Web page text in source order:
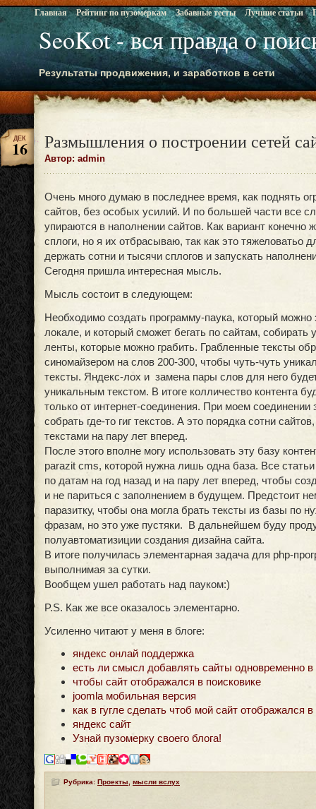
SeoKot - вся правда о
Результаты продвижения, и заработков в сети
Главная Рейтинг по пузомеркам Забавные тесты Лучшие статьи
Размышления о построении сетей
Автор: admin
ДЕК
16
Очень много думаю в последнее время, как поднять
сайтов, без особых усилий. И по большей части все
упираются в наполнении сайтов. Как вариант конечно
сплоги, но я их отбрасываю, так как это тяжеловатьо
держать сотни и тысячи сплогов и запускать
Сегодня пришла интересная мысль.
Мысль состоит в следующем:
Необходимо создать программу-паука, который можно
локале, и который сможет бегать по сайтам, собирать
ленты, которые можно грабить. Грабленные тексты
синомайзером на слов 200-300, чтобы чуть-чуть
тексты. Яндекс-лох и замена пары слов для него
уникальным текстом. В итоге колличество контента
только от интернет-соединения. При моем соединении
собрать где-то гиг текстов. А это порядка сотни
текстами на пару лет вперед.
После этого вполне могу использовать эту базу
parazit cms, которой нужна лишь одна база. Все статьи
по датам на год назад и на пару лет вперед, чтобы
и не париться с заполнением в будущем. Предстоит
паразитку, чтобы она могла брать тексты из базы по
фразам, но это уже пустяки. В дальнейшем буду
полуавтоматизиции создания дизайна сайта.
В итоге получилась элементарная задача для php-
выполнимая за сутки.
Вообщем ушел работать над пауком:)
P.S. Как же все оказалось элементарно.
Усиленно читают у меня в блоге:
яндекс онлай поддержка
есть ли смысл добавлять сайты одновременно в
чтобы сайт отображался в поисковике
joomla мобильная версия
как в гугле сделать чтоб мой сайт отображался в
яндекс сайт
Узнай пузомерку своего блога!
Рубрика: Проекты мысли вслух